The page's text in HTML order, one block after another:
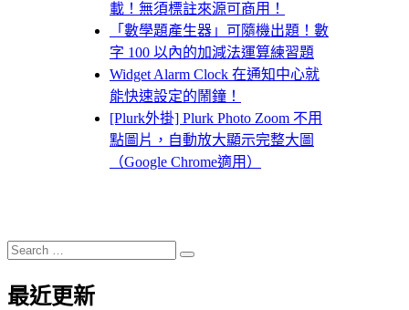
載！無須標註來源可商用！
「數學題產生器」可隨機出題！數
字 100 以內的加減法運算練習題
Widget Alarm Clock 在通知中心就
能快速設定的鬧鐘！
[Plurk外掛] Plurk Photo Zoom 不用
點圖片，自動放大顯示完整大圖
（Google Chrome適用）
Search
for:
Search
最近更新